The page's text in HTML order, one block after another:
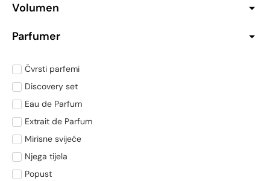
Volumen
Parfumer
Čvrsti parfemi
Discovery set
Eau de Parfum
Extrait de Parfum
Mirisne svijeće
Njega tijela
Popust